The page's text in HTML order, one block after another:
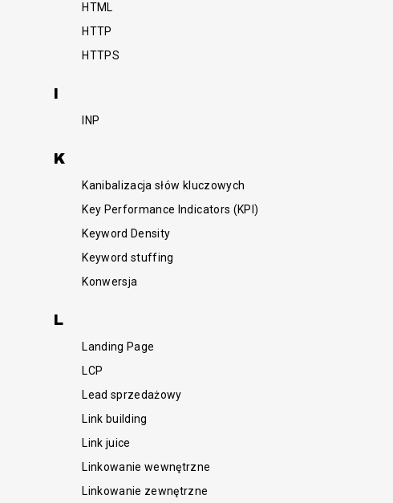
HTML
HTTP
HTTPS
INP
K
Kanibalizacja słów kluczowych
Key Performance Indicators (KPI)
Keyword Density
Keyword stuffing
Konwersja
L
Landing Page
LCP
Lead sprzedażowy
Link building
Link juice
Linkowanie wewnętrzne
Linkowanie zewnętrzne